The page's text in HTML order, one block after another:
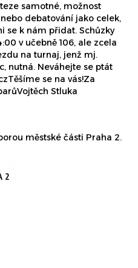
samotné, možnost
debatování jako celek,
se k nám přidat. Schůzky
v učebně 106, ale zcela
na turnaj, jenž mj.
nutná. Neváhejte se ptát
se na vás!Za
Stluka
městské části Praha 2.